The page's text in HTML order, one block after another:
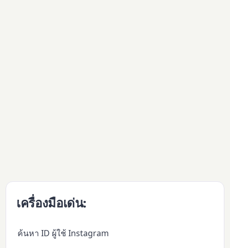
เครื่องมือเด่น:
ค้นหา ID ผู้ใช้ Instagram